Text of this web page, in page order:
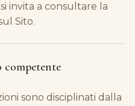
invita a consultare la
Sito.
competente
sono disciplinati dalla